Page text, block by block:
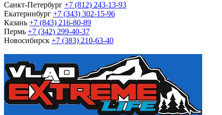
Санкт-Петербург +7 (812) 243-13-93
Екатеринбург +7 (343) 302-15-96
Казань +7 (843) 216-80-89
Пермь +7 (342) 299-40-37
Новосибирск +7 (383) 210-63-40